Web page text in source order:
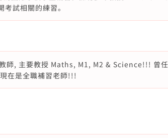
試相關的練習。
師, 主要教授 Maths, M1, M2 & Science!!! 曾
在是全職補習老師!!!